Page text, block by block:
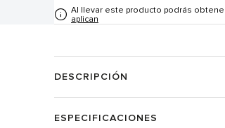
Al llevar este producto podrás
aplican
DESCRIPCIÓN
ESPECIFICACIONES